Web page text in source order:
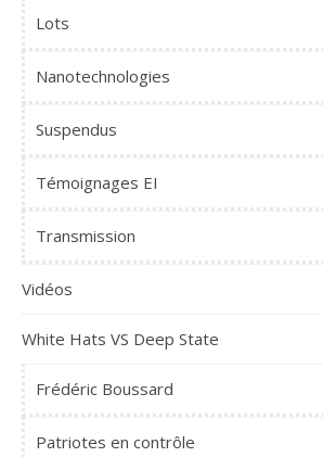
Lots
Nanotechnologies
Suspendus
Témoignages EI
Transmission
Vidéos
White Hats VS Deep State
Frédéric Boussard
Patriotes en contrôle